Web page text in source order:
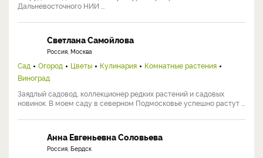
Дальневосточного НИИ ...
Светлана Самойлова
Россия, Москва
Сад Огород Цветы Кулинария
Комнатные растения
Виноград
Заядлый садовод, коллекционер редких растений и садовых
новинок. В моем саду в северном Подмосковье успешно растут ...
Анна Евгеньевна Соловьева
Россия, Бердск